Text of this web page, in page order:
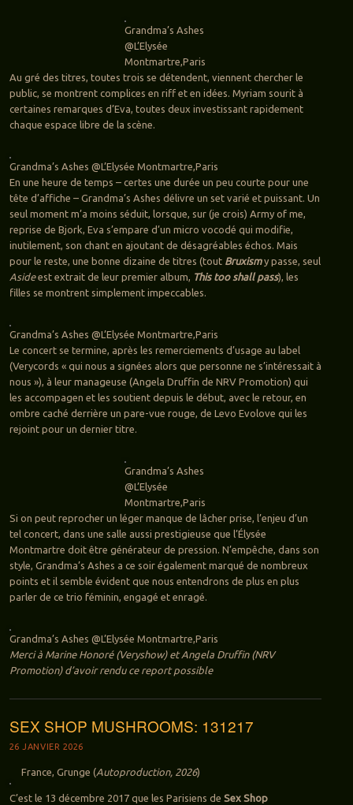
Grandma’s Ashes
@L’Elysée
Montmartre,Paris
Au gré des titres, toutes trois se détendent, viennent chercher le
public, se montrent complices en riff et en idées. Myriam sourit à
certaines remarques d’Eva, toutes deux investissant rapidement
chaque espace libre de la scène.
Grandma’s Ashes @L’Elysée Montmartre,Paris
En une heure de temps – certes une durée un peu courte pour une
tête d’affiche – Grandma’s Ashes délivre un set varié et puissant. Un
seul moment m’a moins séduit, lorsque, sur (je crois) Army of me,
reprise de Bjork, Eva s’empare d’un micro vocodé qui modifie,
inutilement, son chant en ajoutant de désagréables échos. Mais
pour le reste, une bonne dizaine de titres (tout Bruxismy passe, seul
Asideest extrait de leur premier album, This too shall pass), les
filles se montrent simplement impeccables.
Grandma’s Ashes @L’Elysée Montmartre,Paris
Le concert se termine, après les remerciements d’usage au label
(Verycords « qui nous a signées alors que personne ne s’intéressait à
nous »), à leur manageuse (Angela Druffin de NRV Promotion) qui
les accompagen et les soutient depuis le début, avec le retour, en
ombre caché derrière un pare-vue rouge, de Levo Evolove qui les
rejoint pour un dernier titre.
Grandma’s Ashes
@L’Elysée
Montmartre,Paris
Si on peut reprocher un léger manque de lâcher prise, l’enjeu d’un
tel concert, dans une salle aussi prestigieuse que l’Élysée
Montmartre doit être générateur de pression. N’empêche, dans son
style, Grandma’s Ashes a ce soir également marqué de nombreux
points et il semble évident que nous entendrons de plus en plus
parler de ce trio féminin, engagé et enragé.
Grandma’s Ashes @L’Elysée Montmartre,Paris
Merci à Marine Honoré (Veryshow) et Angela Druffin (NRV
Promotion) d’avoir rendu ce report possible
SEX SHOP MUSHROOMS: 131217
26 JANVIER 2026
France, Grunge (Autoproduction, 2026)
C’est le 13 décembre 2017 que les Parisiens de Sex Shop